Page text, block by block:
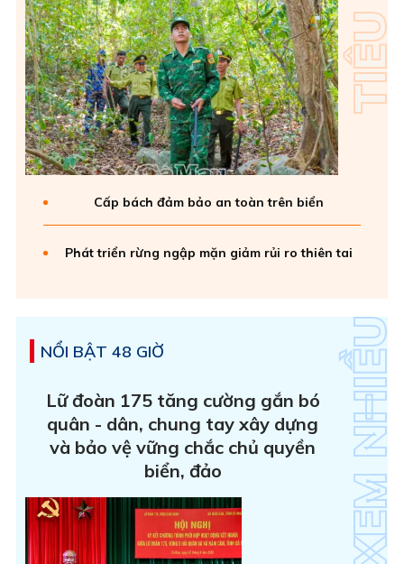
Cấp bách đảm bảo an toàn trên biển
Phát triển rừng ngập mặn giảm rủi ro thiên tai
NỔI BẬT 48 GIỜ
Lữ đoàn 175 tăng cường gắn bó
quân - dân, chung tay xây dựng
và bảo vệ vững chắc chủ quyền
biển, đảo